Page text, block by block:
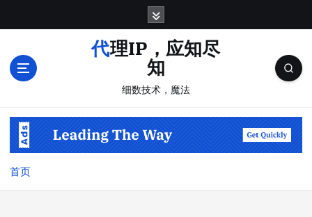
代理IP，应知尽
知
细数技术，魔法
首页